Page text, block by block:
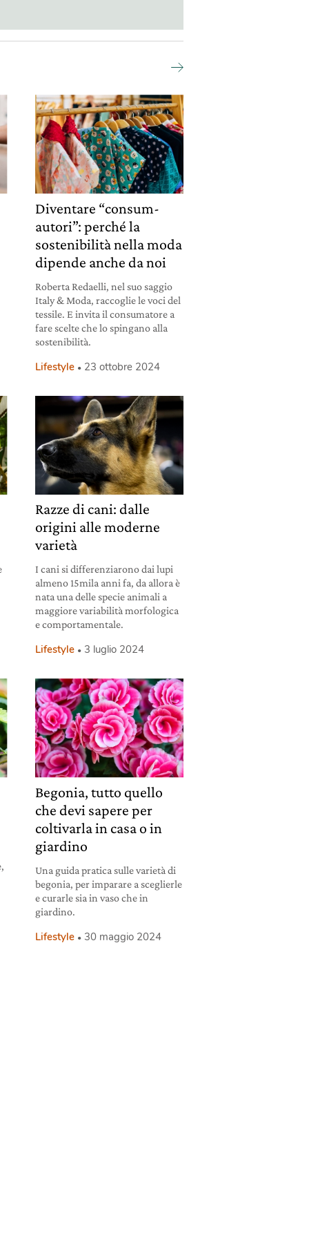
Diventare “consum-
autori”: perché la
sostenibilità nella moda
dipende anche da noi
Roberta Redaelli, nel suo saggio
Italy & Moda, raccoglie le voci del
tessile. E invita il consumatore a
fare scelte che lo spingano alla
sostenibilità.
Lifestyle 23 ottobre 2024
Razze di cani: dalle
origini alle moderne
varietà
I cani si differenziarono dai lupi
almeno 15mila anni fa, da allora è
nata una delle specie animali a
maggiore variabilità morfologica
e comportamentale.
Lifestyle 3 luglio 2024
Begonia, tutto quello
che devi sapere per
coltivarla in casa o in
giardino
Una guida pratica sulle varietà di
begonia, per imparare a sceglierle
e curarle sia in vaso che in
giardino.
Lifestyle 30 maggio 2024